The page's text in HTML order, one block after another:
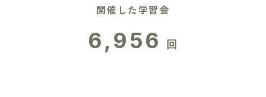
開催した学習会
6,956 回